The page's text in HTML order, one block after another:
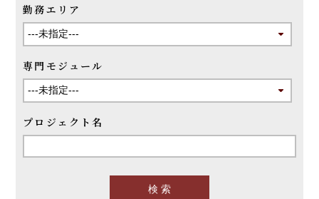
勤務エリア
専門モジュール
プロジェクト名